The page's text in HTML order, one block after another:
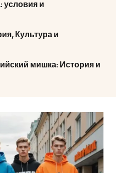
условия и
Культура и
мишка: История и